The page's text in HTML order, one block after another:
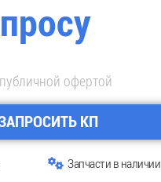
офертой
КП
Запчасти в наличии